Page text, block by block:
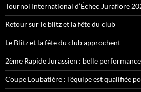
Tournoi International d’Échec Juraflore
Retour sur le blitz et la fête du club
Le Blitz et la fête du club approchent
2ème Rapide Jurassien : belle
Coupe Loubatière : l’équipe est qualifiée